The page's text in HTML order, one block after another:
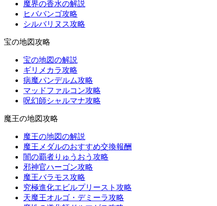
魔界の香水の解説
ヒババンゴ攻略
シルバリヌス攻略
宝の地図攻略
宝の地図の解説
ギリメカラ攻略
病魔パンデルム攻略
マッドファルコン攻略
呪幻師シャルマナ攻略
魔王の地図攻略
魔王の地図の解説
魔王メダルのおすすめ交換報酬
闇の覇者りゅうおう攻略
邪神官ハーゴン攻略
魔王バラモス攻略
究極進化エビルプリースト攻略
天魔王オルゴ・デミーラ攻略